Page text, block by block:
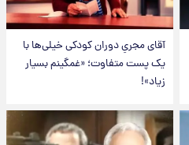
آقای مجریِ دوران کودکی خیلی‌ها با
یک پست متفاوت؛ «غمگینم بسیار
زیاد»!